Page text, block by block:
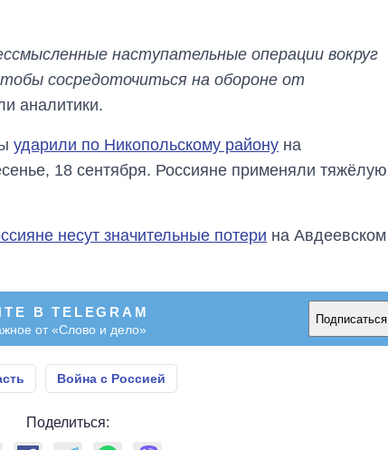
наступательные операции вокруг
сосредоточиться на обороне от
аналитики.
ударили по Никопольскому району на
18 сентября. Россияне применяли тяжёлую
несут значительные потери на Авдеевском
В TELEGRAM
от «Слово и дело»
Подписаться
Война с Россией
Поделиться: